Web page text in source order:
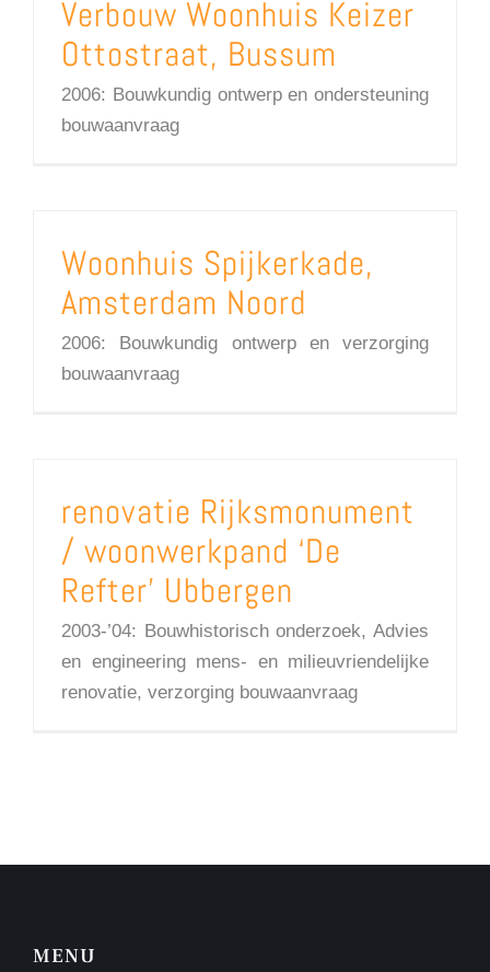
Verbouw Woonhuis Keizer
Ottostraat, Bussum
2006: Bouwkundig ontwerp en ondersteuning
bouwaanvraag
Woonhuis Spijkerkade,
Amsterdam Noord
2006: Bouwkundig ontwerp en verzorging
bouwaanvraag
renovatie Rijksmonument
/ woonwerkpand ‘De
Refter’ Ubbergen
2003-’04: Bouwhistorisch onderzoek, Advies
en engineering mens- en milieuvriendelijke
renovatie, verzorging bouwaanvraag
MENU